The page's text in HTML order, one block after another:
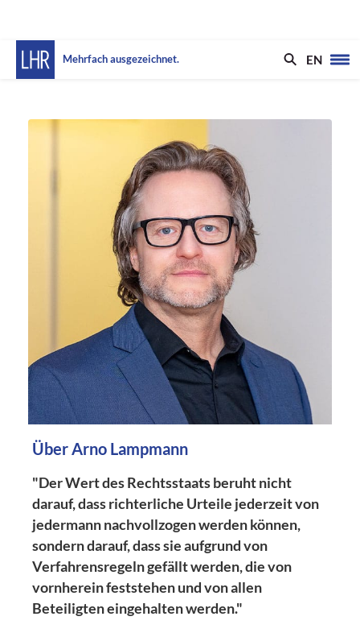
Mehrfach ausgezeichnet. EN
Über Arno Lampmann
"Der Wert des Rechtsstaats beruht nicht
darauf, dass richterliche Urteile jederzeit von
jedermann nachvollzogen werden können,
sondern darauf, dass sie aufgrund von
Verfahrensregeln gefällt werden, die von
vornherein feststehen und von allen
Beteiligten eingehalten werden."